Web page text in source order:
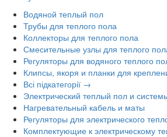
Водяной теплый пол
Трубы для теплого пола
Коллекторы для теплого пола
Смесительные узлы для теплого
Регуляторы для водяного теплого
Клипсы, якоря и планки для
Всі підкатегорії →
Электрический теплый пол и
Нагревательный кабель и маты
Регуляторы для электрического
Комплектующие к электрическому